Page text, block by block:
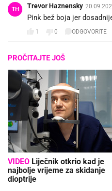
TH Trevor Haznensky
Pink bež boja jer
1 0 ODGOVORITE
PROČITAJTE JOŠ
VIDEO
najbolje vrijeme za skidanje
dioptrije